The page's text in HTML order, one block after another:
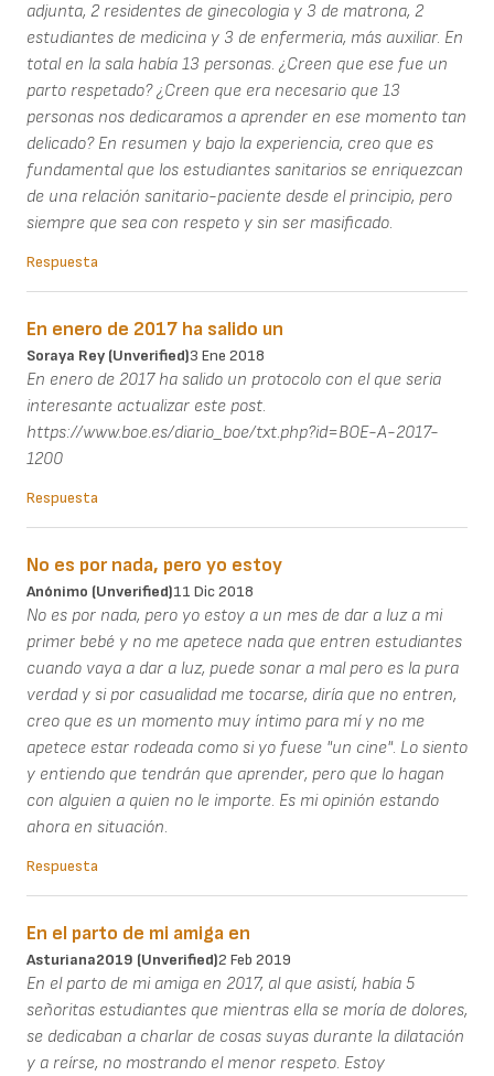
adjunta, 2 residentes de ginecologia y 3 de matrona, 2
estudiantes de medicina y 3 de enfermeria, más auxiliar. En
total en la sala había 13 personas. ¿Creen que ese fue un
parto respetado? ¿Creen que era necesario que 13
personas nos dedicaramos a aprender en ese momento tan
delicado? En resumen y bajo la experiencia, creo que es
fundamental que los estudiantes sanitarios se enriquezcan
de una relación sanitario-paciente desde el principio, pero
siempre que sea con respeto y sin ser masificado.
Respuesta
En enero de 2017 ha salido un
Soraya Rey (unverified)3 Ene 2018
En enero de 2017 ha salido un protocolo con el que seria
interesante actualizar este post.
https://www.boe.es/diario_boe/txt.php?id=BOE-A-2017-
1200
Respuesta
No es por nada, pero yo estoy
Anónimo (unverified)11 Dic 2018
No es por nada, pero yo estoy a un mes de dar a luz a mi
primer bebé y no me apetece nada que entren estudiantes
cuando vaya a dar a luz, puede sonar a mal pero es la pura
verdad y si por casualidad me tocarse, diría que no entren,
creo que es un momento muy íntimo para mí y no me
apetece estar rodeada como si yo fuese "un cine". Lo siento
y entiendo que tendrán que aprender, pero que lo hagan
con alguien a quien no le importe. Es mi opinión estando
ahora en situación.
Respuesta
En el parto de mi amiga en
Asturiana2019 (unverified)2 Feb 2019
En el parto de mi amiga en 2017, al que asistí, había 5
señoritas estudiantes que mientras ella se moría de dolores,
se dedicaban a charlar de cosas suyas durante la dilatación
y a reírse, no mostrando el menor respeto. Estoy